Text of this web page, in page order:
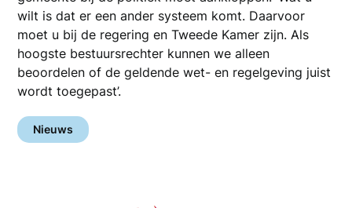
wilt is dat er een ander systeem komt. Daarvoor
moet u bij de regering en Tweede Kamer zijn. Als
hoogste bestuursrechter kunnen we alleen
beoordelen of de geldende wet- en regelgeving juist
wordt toegepast’.
Nieuws